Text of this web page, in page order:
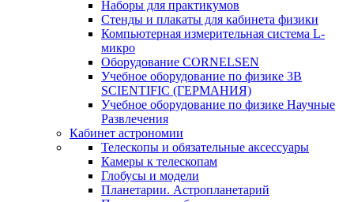
Наборы для практикумов
Стенды и плакаты для кабинета физики
Компьютерная измерительная система L-
микро
Оборудование CORNELSEN
Учебное оборудование по физике 3B
SCIENTIFIC (ГЕРМАНИЯ)
Учебное оборудование по физике Научные
Развлечения
Кабинет астрономии
Телескопы и обязательные аксессуары
Камеры к телескопам
Глобусы и модели
Планетарии. Астропланетарий